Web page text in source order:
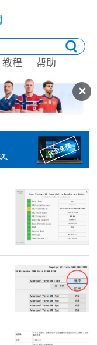
✕
教程 帮助